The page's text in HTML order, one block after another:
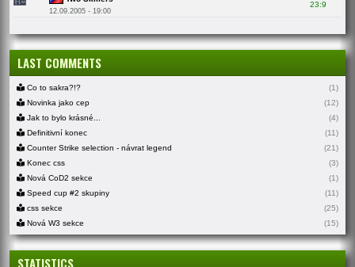
12.09.2005 - 19:00
23:9
LAST COMMENTS
Co to sakra?!?
(1)
Novinka jako cep
(12)
Jak to bylo krásné...
(4)
Definitivní konec
(11)
Counter Strike selection - návrat legend
(21)
Konec css
(3)
Nová CoD2 sekce
(1)
Speed cup #2 skupiny
(11)
css sekce
(25)
Nová W3 sekce
(15)
STATISTICS